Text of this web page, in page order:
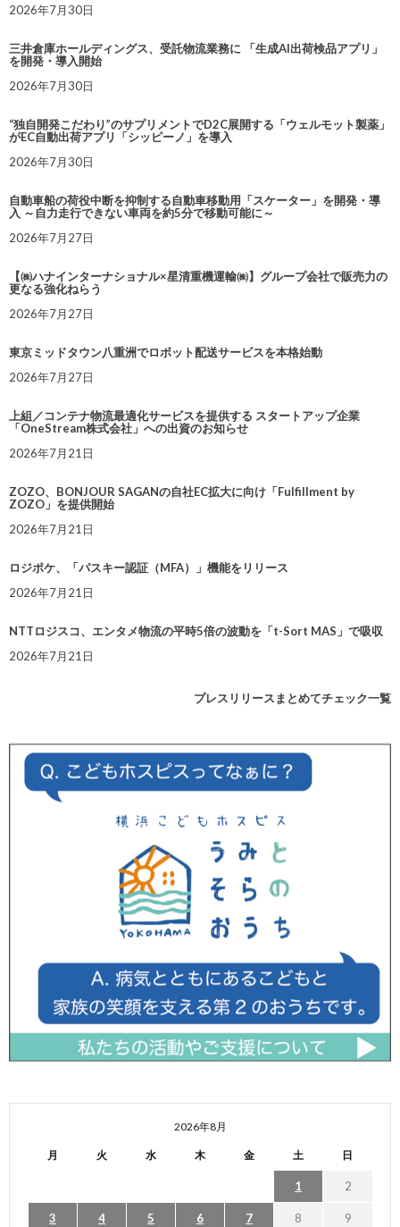
2026年7月30日
三井倉庫ホールディングス、受託物流業務に 「生成AI出荷検品アプリ」
を開発・導入開始
2026年7月30日
“独自開発こだわり”のサプリメントでD2C展開する「ウェルモット製薬」
がEC自動出荷アプリ「シッピーノ」を導入
2026年7月30日
自動車船の荷役中断を抑制する自動車移動用「スケーター」を開発・導
入 ～自力走行できない車両を約5分で移動可能に～
2026年7月27日
【㈱ハナインターナショナル×星清重機運輸㈱】グループ会社で販売力の
更なる強化ねらう
2026年7月27日
東京ミッドタウン八重洲でロボット配送サービスを本格始動
2026年7月27日
上組／コンテナ物流最適化サービスを提供する スタートアップ企業
「OneStream株式会社」への出資のお知らせ
2026年7月21日
ZOZO、BONJOUR SAGANの自社EC拡大に向け「Fulfillment by
ZOZO」を提供開始
2026年7月21日
ロジポケ、「パスキー認証（MFA）」機能をリリース
2026年7月21日
NTTロジスコ、エンタメ物流の平時5倍の波動を「t-Sort MAS」で吸収
2026年7月21日
プレスリリースまとめてチェック一覧
2026年8月
月 火 水 木 金 土 日
1 2
3 4 5 6 7 8 9